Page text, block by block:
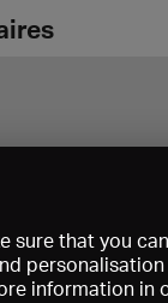
sure that you
information in